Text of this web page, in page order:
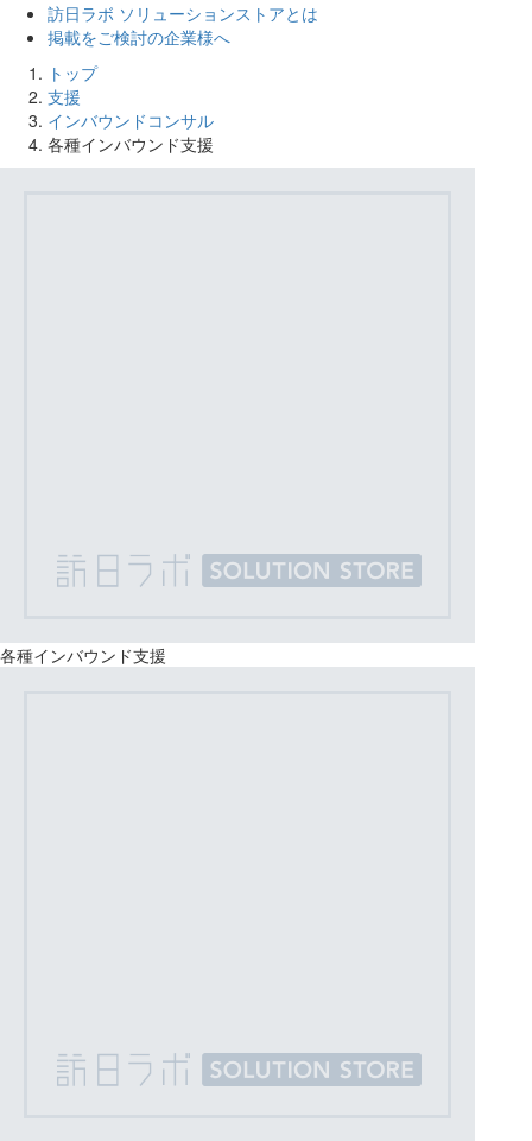
訪日ラボ ソリューションストアとは
掲載をご検討の企業様へ
トップ
支援
インバウンドコンサル
各種インバウンド支援
各種インバウンド支援